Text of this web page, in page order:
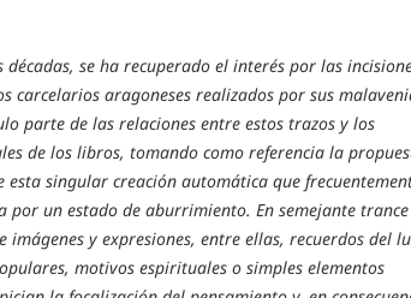
se ha recuperado el interés por las
carcelarios aragoneses realizados por sus
parte de las relaciones entre estos trazos y los
de los libros, tomando como referencia la
esta singular creación automática que
por un estado de aburrimiento. En semejante trance
y expresiones, entre ellas, recuerdos del
motivos espirituales o simples elementos